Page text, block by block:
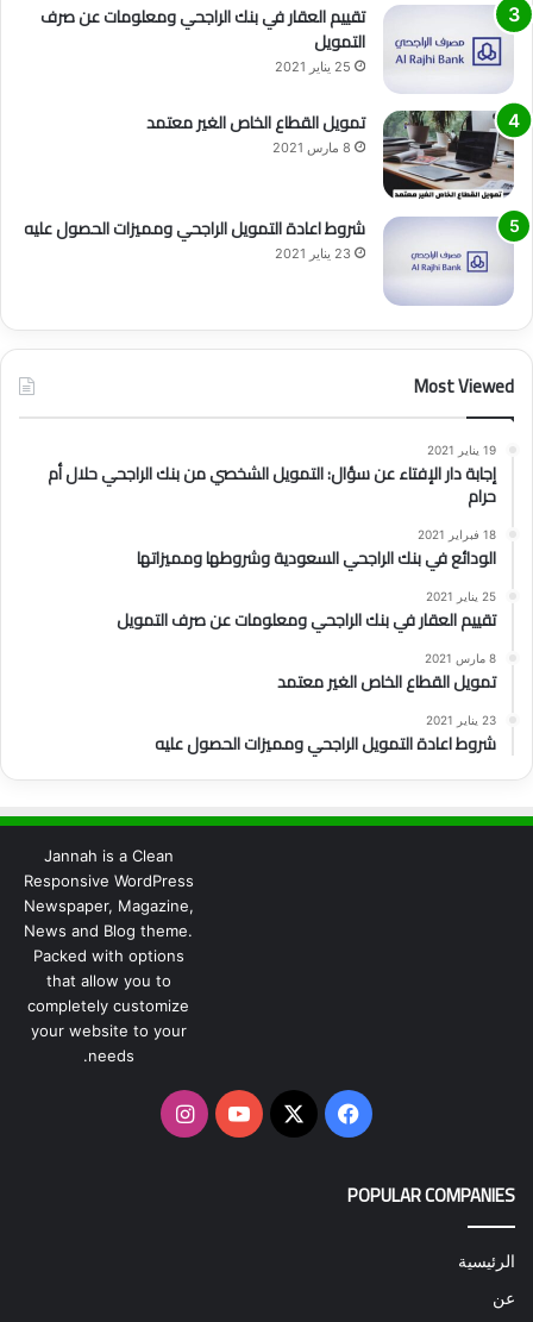
تقييم العقار في بنك الراجحي ومعلومات عن صرف
التمويل
25 يناير 2021
تمويل القطاع الخاص الغير معتمد
8 مارس 2021
شروط اعادة التمويل الراجحي ومميزات الحصول عليه
23 يناير 2021
Most Viewed
19 يناير 2021
إجابة دار الإفتاء عن سؤال: التمويل الشخصي من بنك الراجحي حلال أم
حرام
18 فبراير 2021
الودائع في بنك الراجحي السعودية وشروطها ومميزاتها
25 يناير 2021
تقييم العقار في بنك الراجحي ومعلومات عن صرف التمويل
8 مارس 2021
تمويل القطاع الخاص الغير معتمد
23 يناير 2021
شروط اعادة التمويل الراجحي ومميزات الحصول عليه
Jannah is a Clean
Responsive WordPress
Newspaper, Magazine,
News and Blog theme.
Packed with options
that allow you to
completely customize
your website to your
needs.
فيسبوك
‫X
‫YouTubeانستقرام
POPULAR COMPANIES
الرئيسية
عن